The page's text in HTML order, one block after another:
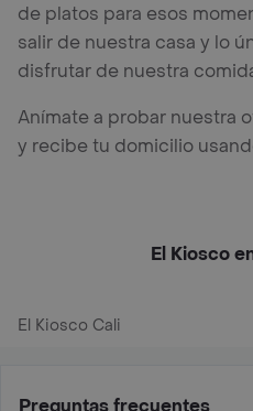
de platos para esos
salir de nuestra casa y lo
disfrutar de nuestra
Anímate a probar nuestra
y recibe tu domicilio
El Kiosco
El Kiosco Cali
Preguntas frecuentes